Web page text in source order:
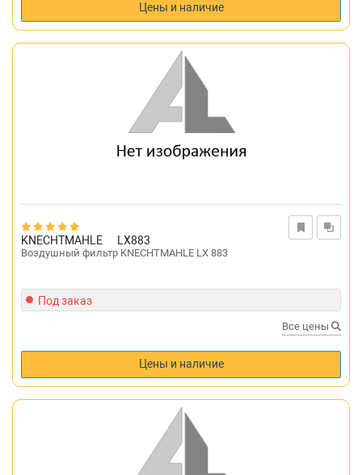
Цены и наличие
KNECHTMAHLE LX883
Воздушный фильтр KNECHTMAHLE LX 883
Под заказ
Все цены
Цены и наличие